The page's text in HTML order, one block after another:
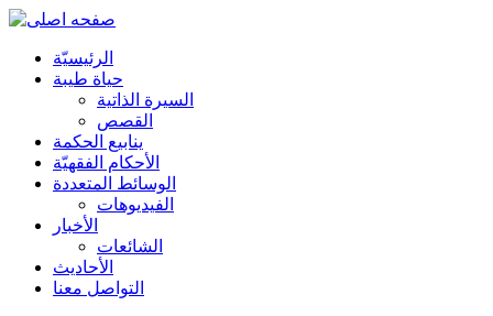
الرئیسیّة
حياة طيبة
السيرة الذاتية
القصص
ينابيع الحكمة
الأحکام الفقهیّة
الوسائط المتعددة
الفیدیوهات
الأخبار
الشائعات
الأحادیث
التواصل معنا